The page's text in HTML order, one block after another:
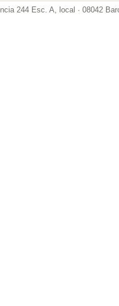
244 Esc. A, local · 08042